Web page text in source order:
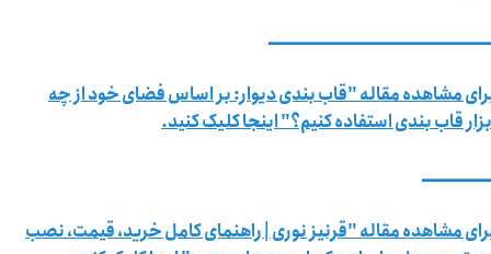
مشاهده مقاله "قاب بندی دیوار: بر اساس فضای خود از چه
قاب بندی استفاده کنیم؟" اینجا کلیک کنید.
مشاهده مقاله "قرنیز نوری | راهنمای کامل خرید، قیمت، نصب